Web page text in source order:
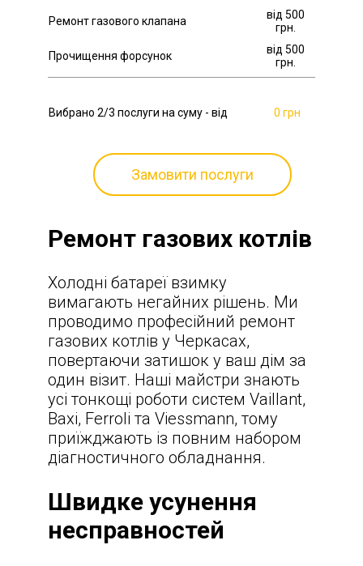
Вибрано 2/3 послуги на суму - від 0 грн
Замовити послуги
Ремонт газового клапана
від 500
грн.
Прочищення форсунок
від 500
грн.
Ремонт газових котлів
Холодні батареї взимку
вимагають негайних рішень. Ми
проводимо професійний ремонт
газових котлів у Черкасах,
повертаючи затишок у ваш дім за
один візит. Наші майстри знають
усі тонкощі роботи систем Vaillant,
Baxi, Ferroli та Viessmann, тому
приїжджають із повним набором
діагностичного обладнання.
Швидке усунення
несправностей